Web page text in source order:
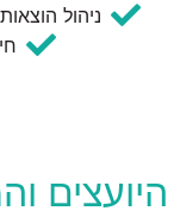
ניהול הוצאות
היועצים